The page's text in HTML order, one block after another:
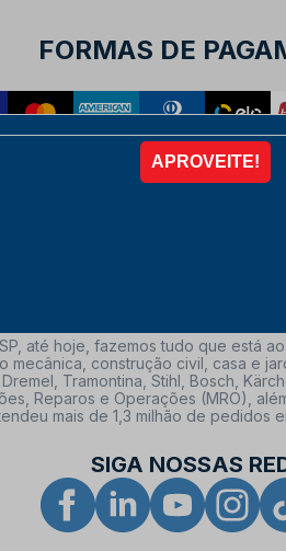
FORMAS DE
até hoje, fazemos tudo que está
construção civil, casa e
Tramontina, Stihl, Bosch,
Reparos e Operações (MRO),
mais de 1,3 milhão de pedidos
SIGA NOSSAS